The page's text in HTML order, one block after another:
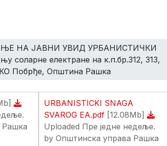
НА ЈАВНИ УВИД УРБАНИСТИЧКИ
соларне електране на к.п.бр.312, 313,
КО Побрђе, Општина Рашка
Рашка
URBANISTICKI SNAGA
SVAROG EA.pdf [12.08Mb]
Uploaded Пре једне недеље.
by Општинска управа Рашка